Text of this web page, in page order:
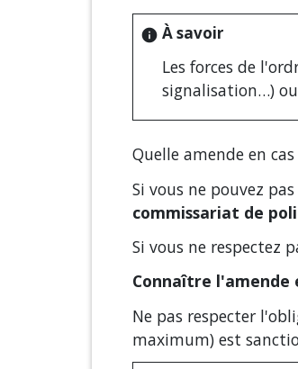
info À savoir
Les forces de
signalisation…) ou
Quelle amende en
Si vous ne pouvez
commissariat de
Si vous ne respectez
Connaître l'amende
Ne pas respecter
maximum) est